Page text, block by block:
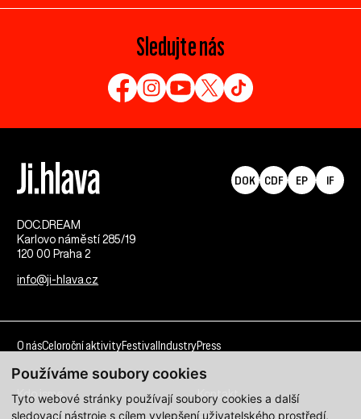
Používáme soubory cookies
Tyto webové stránky používají soubory cookies a další
sledovací nástroje s cílem vylepšení uživatelského prostředí,
Sledujte nás
DOC.DREAM​
Karlovo náměstí 285/19
120 00 Praha 2
info@ji-hlava.cz
DOK CDF EP IF
O násCeloroční aktivityFestival IndustryPress
Kdo jsme
Kontakt